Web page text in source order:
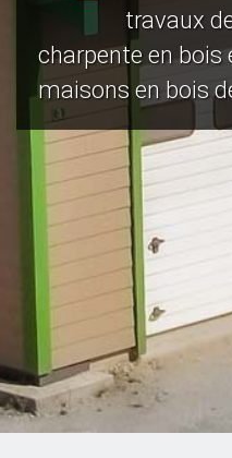
travaux
charpente en
maisons en bois